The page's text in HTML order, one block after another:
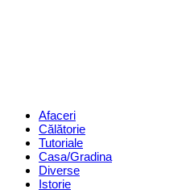
Menu Afaceri
Călătorie
Tutoriale
Casa/Gradina
Diverse
Istorie